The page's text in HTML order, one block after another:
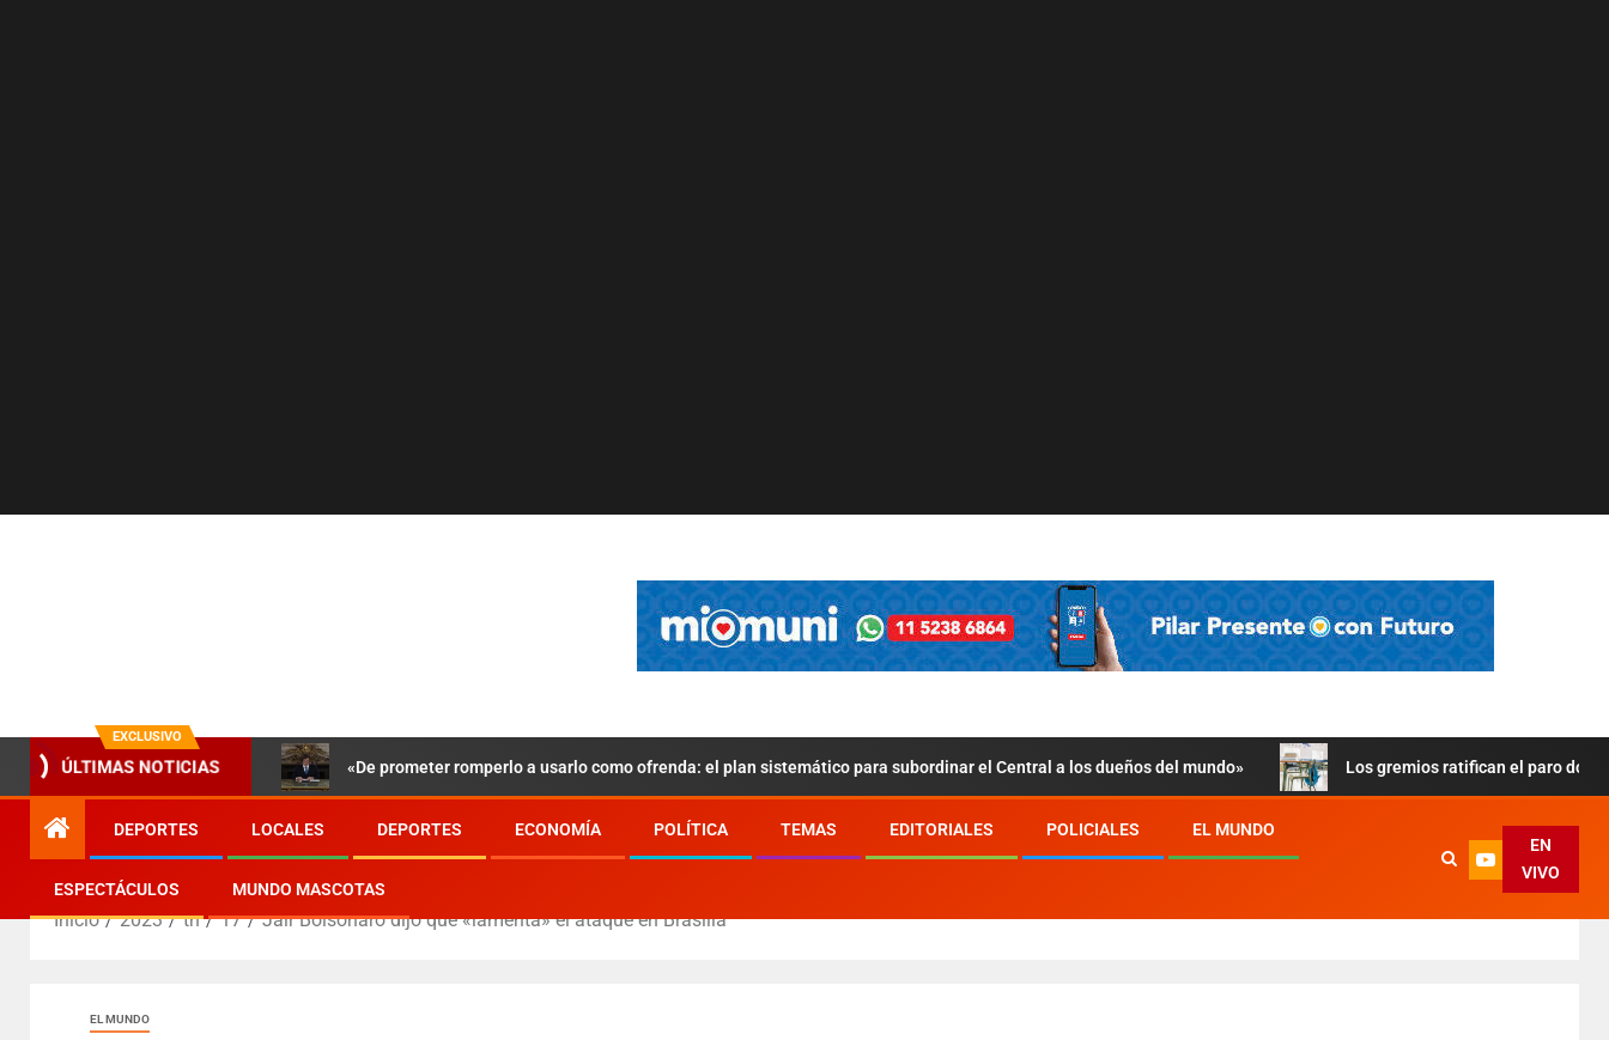
EXCLUSIVO
ÚLTIMAS NOTICIAS «De prometer romperlo a usarlo como ofrenda: el plan sistemático para subordinar el Central a los dueños del mundo» Los gremios ratifican el paro
DEPORTES LOCALES DEPORTES ECONOMÍA POLÍTICA TEMAS EDITORIALES POLICIALES EL MUNDO
ESPECTÁCULOS MUNDO MASCOTAS
EN
VIVO
Inicio 2023 th 17 Jair Bolsonaro dijo que «lamenta» el ataque en Brasilia
EL MUNDO